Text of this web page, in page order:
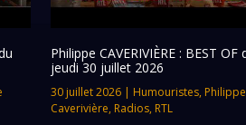
Philippe CAVERIVIÈRE : BEST OF
jeudi 30 juillet 2026
30 juillet 2026| Humouristes, Philippe
Caverivière, Radios, RTL